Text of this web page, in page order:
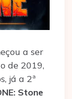
a ser
de 2019,
já a 2ª
Stone